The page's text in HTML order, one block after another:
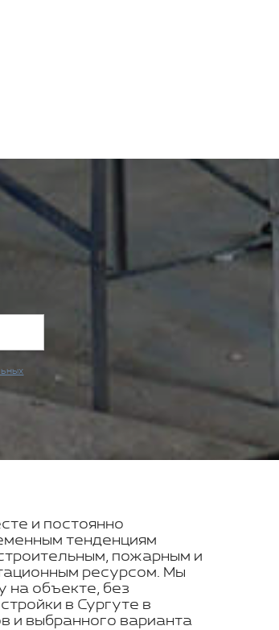
и постоянно
тенденциям
пожарным и
ресурсом. Мы
на объекте, без
в Сургуте в
и выбранного варианта